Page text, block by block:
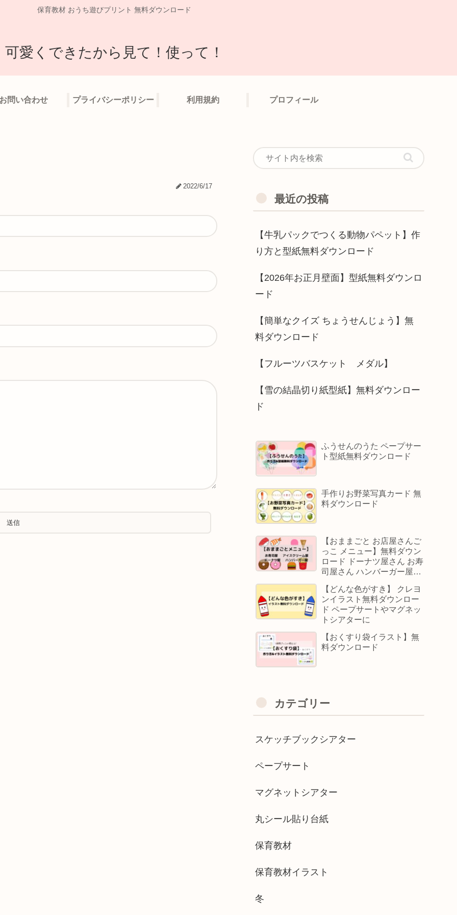
保育教材 おうち遊びプリント 無料ダウンロード
可愛くできたから見て！使って！
問い合わせ プライバシーポリシー 利用規約 プロフィール
2022/6/17
最近の投稿
【牛乳パックでつくる動物パペット】作
り方と型紙無料ダウンロード
【2026年お正月壁面】型紙無料ダウンロ
ード
【簡単なクイズ ちょうせんじょう】無
料ダウンロード
【フルーツバスケット メダル】
【雪の結晶切り紙型紙】無料ダウンロー
ド
ふうせんのうた ペープサー
ト型紙無料ダウンロード
手作りお野菜写真カード 無
料ダウンロード
【おままごと お店屋さんご
っこ メニュー】無料ダウン
ロード ドーナツ屋さん お寿
司屋さん ハンバーガー屋さ
【どんな色がすき】 クレヨ
ンイラスト無料ダウンロー
ド ペープサートやマグネッ
トシアターに
【おくすり袋イラスト】無
料ダウンロード
カテゴリー
スケッチブックシアター
ペープサート
マグネットシアター
丸シール貼り台紙
保育教材
保育教材イラスト
冬